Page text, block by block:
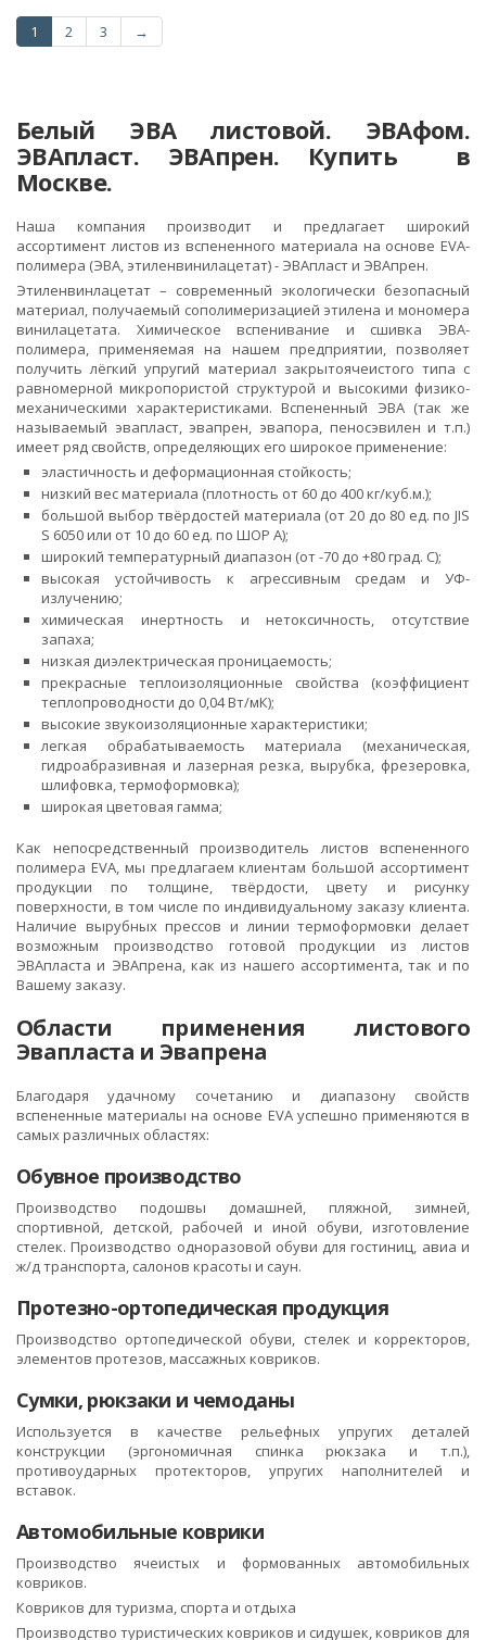
1 2 3 →
Белый ЭВА листовой. ЭВАфом.
ЭВАпласт. ЭВАпрен. Купить в
Москве.
Наша компания производит и предлагает широкий
ассортимент листов из вспененного материала на основе EVA-
полимера (ЭВА, этиленвинилацетат) - ЭВАпласт и ЭВАпрен.
Этиленвинлацетат – современный экологически безопасный
материал, получаемый сополимеризацией этилена и мономера
винилацетата. Химическое вспенивание и сшивка ЭВА-
полимера, применяемая на нашем предприятии, позволяет
получить лёгкий упругий материал закрытоячеистого типа с
равномерной микропористой структурой и высокими физико-
механическими характеристиками. Вспененный ЭВА (так же
называемый эвапласт, эвапрен, эвапора, пеносэвилен и т.п.)
имеет ряд свойств, определяющих его широкое применение:
эластичность и деформационная стойкость;
низкий вес материала (плотность от 60 до 400 кг/куб.м.);
большой выбор твёрдостей материала (от 20 до 80 ед. по JIS
S 6050 или от 10 до 60 ед. по ШОР А);
широкий температурный диапазон (от -70 до +80 град. C);
высокая устойчивость к агрессивным средам и УФ-
излучению;
химическая инертность и нетоксичность, отсутствие
запаха;
низкая диэлектрическая проницаемость;
прекрасные теплоизоляционные свойства (коэффициент
теплопроводности до 0,04 Вт/мК);
высокие звукоизоляционные характеристики;
легкая обрабатываемость материала (механическая,
гидроабразивная и лазерная резка, вырубка, фрезеровка,
шлифовка, термоформовка);
широкая цветовая гамма;
Как непосредственный производитель листов вспененного
полимера EVA, мы предлагаем клиентам большой ассортимент
продукции по толщине, твёрдости, цвету и рисунку
поверхности, в том числе по индивидуальному заказу клиента.
Наличие вырубных прессов и линии термоформовки делает
возможным производство готовой продукции из листов
ЭВАпласта и ЭВАпрена, как из нашего ассортимента, так и по
Вашему заказу.
Области применения листового
Эвапласта и Эвапрена
Благодаря удачному сочетанию и диапазону свойств
вспененные материалы на основе EVA успешно применяются в
самых различных областях:
Обувное производство
Производство подошвы домашней, пляжной, зимней,
спортивной, детской, рабочей и иной обуви, изготовление
стелек. Производство одноразовой обуви для гостиниц, авиа и
ж/д транспорта, салонов красоты и саун.
Протезно-ортопедическая продукция
Производство ортопедической обуви, стелек и корректоров,
элементов протезов, массажных ковриков.
Сумки, рюкзаки и чемоданы
Используется в качестве рельефных упругих деталей
конструкции (эргономичная спинка рюкзака и т.п.),
противоударных протекторов, упругих наполнителей и
вставок.
Автомобильные коврики
Производство ячеистых и формованных автомобильных
ковриков.
Ковриков для туризма, спорта и отдыха
Производство туристических ковриков и сидушек, ковриков для